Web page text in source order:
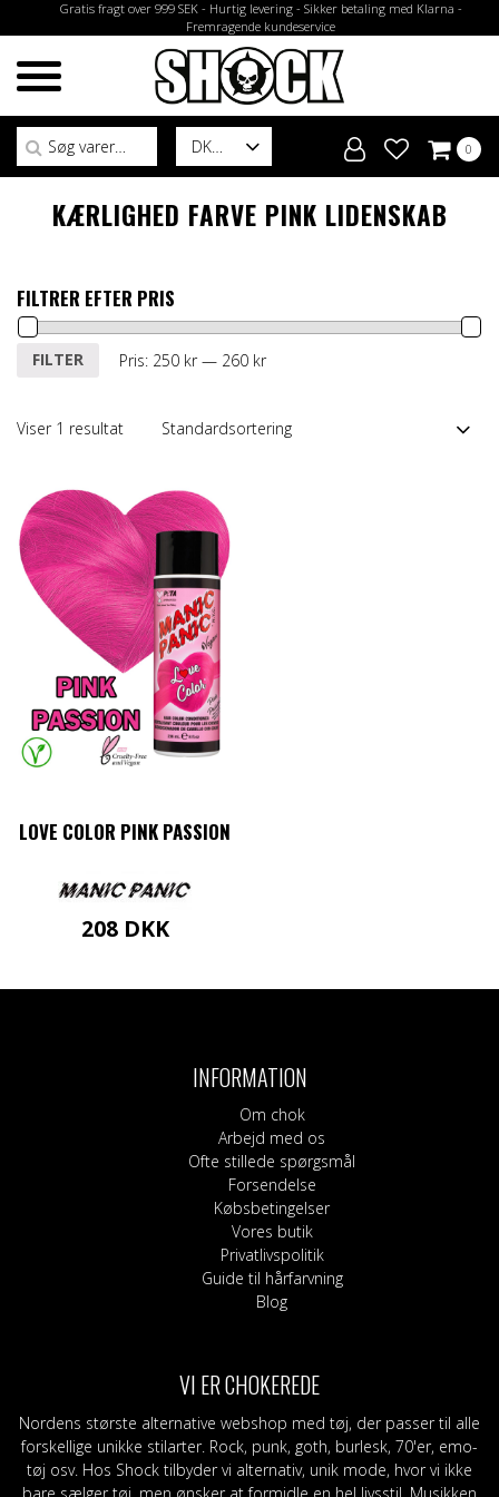
Gratis fragt over 999 SEK - Hurtig levering - Sikker betaling med Klarna -
Fremragende kundeservice
DK
Søg efter:
0
KÆRLIGHED FARVE PINK LIDENSKAB
FILTRER EFTER PRIS
Mindste
Højeste
FILTER Pris: 250 kr— 260 kr
Viser 1 resultat
LOVE COLOR PINK PASSION
208 DKK
INFORMATION
Om chok
Arbejd med os
Ofte stillede spørgsmål
Forsendelse
Købsbetingelser
Vores butik
Privatlivspolitik
Guide til hårfarvning
Blog
VI ER CHOKEREDE
Nordens største alternative webshop med tøj, der passer til alle
forskellige unikke stilarter. Rock, punk, goth, burlesk, 70'er, emo-
tøj osv. Hos Shock tilbyder vi alternativ, unik mode, hvor vi ikke